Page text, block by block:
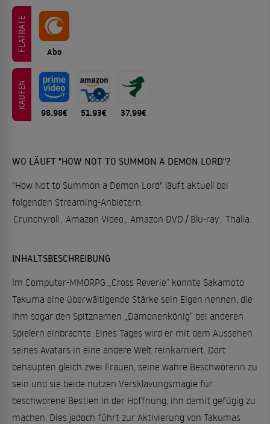
FLATRATE Abo
KAUFEN
98.98€ 51.93€ 37.99€
WO LÄUFT "HOW NOT TO SUMMON A DEMON LORD"?
"How Not to Summon a Demon Lord" läuft aktuell bei
folgenden Streaming-Anbietern:
Crunchyroll
Amazon Video Amazon DVD / Blu-ray Thalia
INHALTSBESCHREIBUNG
Im Computer-MMORPG „Cross Reverie“ konnte Sakamoto
Takuma eine überwältigende Stärke sein Eigen nennen, die
ihm sogar den Spitznamen „Dämonenkönig“ bei anderen
Spielern einbrachte. Eines Tages wird er mit dem Aussehen
seines Avatars in eine andere Welt reinkarniert. Dort
behaupten gleich zwei Frauen, seine wahre Beschwörerin zu
sein und sie beide nutzen Versklavungsmagie für
beschworene Bestien in der Hoffnung, ihn damit gefügig zu
machen. Dies jedoch führt zur Aktivierung von Takumas